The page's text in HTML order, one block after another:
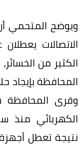
ويوضح المتحمي
الاتصالات
الكثير من
المحافظة بإيجاد
وقرى المحافظة
الكهربائي منذ
نتيجة تعطل أجهزة